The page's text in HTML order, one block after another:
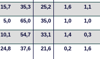
15,7 35,3 25,2 1,6 1,1
5,0 65,0 35,0 1,0 1,0
10,1 54,7 33,1 1,4 0,3
24,8 37,6 21,6 0,2 1,6